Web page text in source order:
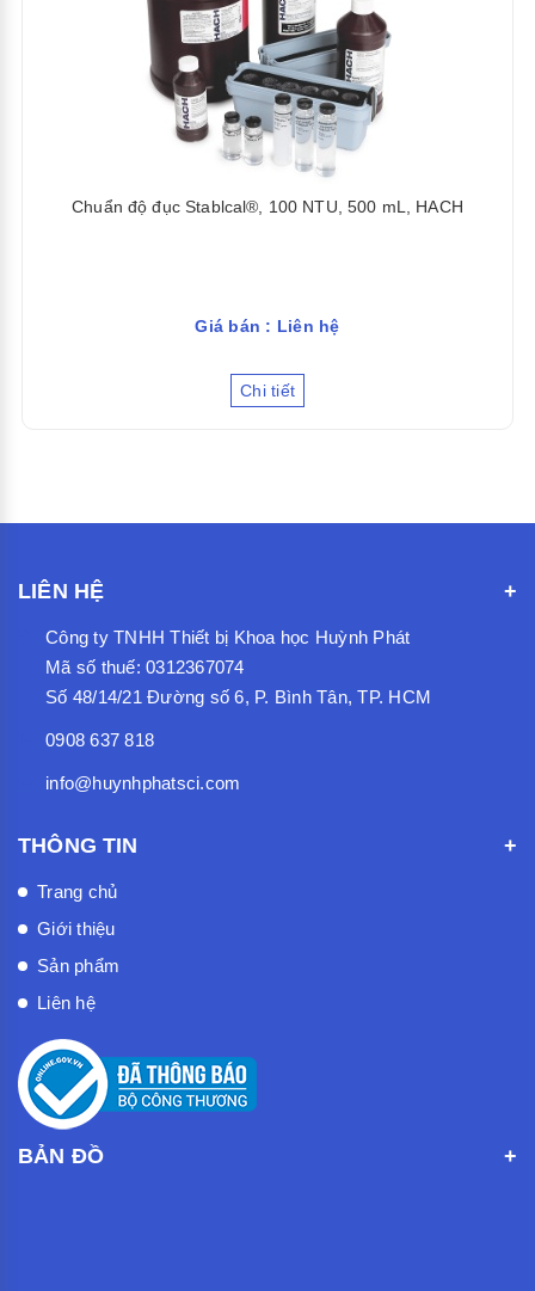
Chuẩn độ đục Stablcal®, 100 NTU, 500 mL, HACH
Giá bán : Liên hệ
Chi tiết
LIÊN HỆ
Công ty TNHH Thiết bị Khoa học Huỳnh Phát
Mã số thuế: 0312367074
Số 48/14/21 Đường số 6, P. Bình Tân, TP. HCM
0908 637 818
info@huynhphatsci.com
THÔNG TIN
Trang chủ
Giới thiệu
Sản phẩm
Liên hệ
BẢN ĐỒ